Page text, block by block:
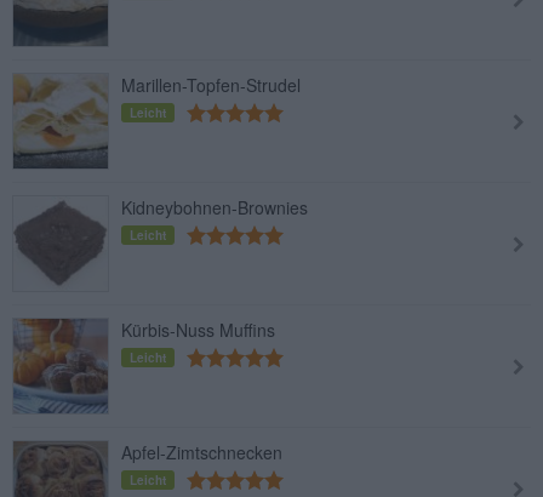
Marillen-Topfen-Strudel
Leicht
Kidneybohnen-Brownies
Leicht
Kürbis-Nuss Muffins
Leicht
Apfel-Zimtschnecken
Leicht